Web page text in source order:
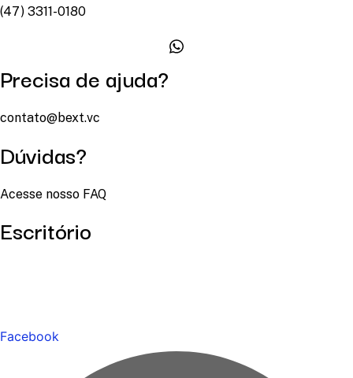
(47) 3311-0180
Precisa de ajuda?
contato@bext.vc
Dúvidas?
Acesse nosso FAQ
Escritório
Facebook